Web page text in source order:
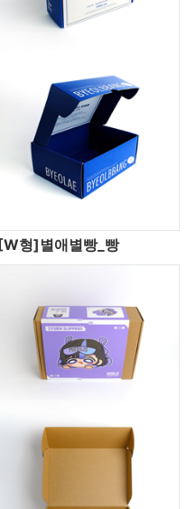
[W형]별애별빵_빵